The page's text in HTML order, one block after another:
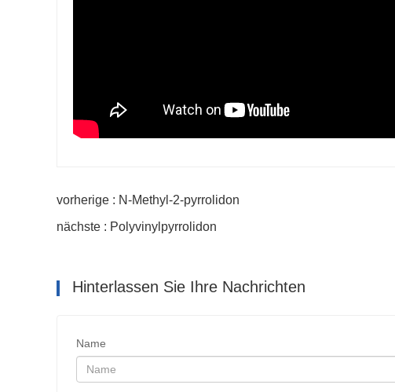
vorherige : N-Methyl-2-pyrrolidon
nächste : Polyvinylpyrrolidon
Hinterlassen Sie Ihre Nachrichten
Name